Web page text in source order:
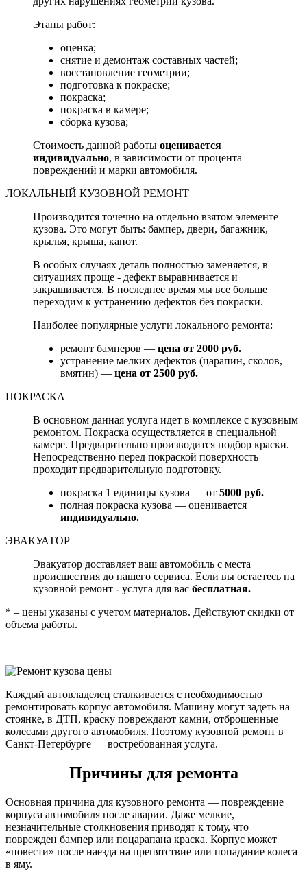
Этапы работ:
оценка;
снятие и демонтаж составных частей;
восстановление геометрии;
подготовка к покраске;
покраска;
покраска в камере;
сборка кузова;
Стоимость данной работы оценивается
индивидуально, в зависимости от процента
повреждений и марки автомобиля.
ЛОКАЛЬНЫЙ КУЗОВНОЙ РЕМОНТ
Производится точечно на отдельно взятом элементе
кузова. Это могут быть: бампер, двери, багажник,
крылья, крыша, капот.
В особых случаях деталь полностью заменяется, в
ситуациях проще - дефект выравнивается и
закрашивается. В последнее время мы все больше
переходим к устранению дефектов без покраски.
Наиболее популярные услуги локального ремонта:
ремонт бамперов — цена от 2000 руб.
устранение мелких дефектов (царапин, сколов,
вмятин) — цена от 2500 руб.
ПОКРАСКА
В основном данная услуга идет в комплексе с кузовным
ремонтом. Покраска осуществляется в специальной
камере. Предварительно производится подбор краски.
Непосредственно перед покраской поверхность
проходит предварительную подготовку.
покраска 1 единицы кузова — от 5000 руб.
полная покраска кузова — оценивается
индивидуально.
ЭВАКУАТОР
Эвакуатор доставляет ваш автомобиль с места
происшествия до нашего сервиса. Если вы остаетесь на
кузовной ремонт - услуга для вас бесплатная.
* – цены указаны с учетом материалов. Действуют скидки от
объема работы.
Каждый автовладелец сталкивается с необходимостью
ремонтировать корпус автомобиля. Машину могут задеть на
стоянке, в ДТП, краску повреждают камни, отброшенные
колесами другого автомобиля. Поэтому кузовной ремонт в
Санкт-Петербурге — востребованная услуга.
Причины для ремонта
Основная причина для кузовного ремонта — повреждение
корпуса автомобиля после аварии. Даже мелкие,
незначительные столкновения приводят к тому, что
поврежден бампер или поцарапана краска. Корпус может
«повести» после наезда на препятствие или попадание колеса
в яму.